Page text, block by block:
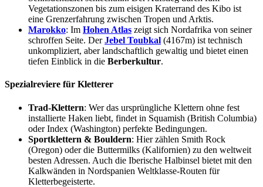
Vegetationszonen bis zum eisigen Kraterrand des Kibo ist
eine Grenzerfahrung zwischen Tropen und Arktis.
Marokko: Im Hohen Atlas zeigt sich Nordafrika von seiner
schroffen Seite. DerJebel Toubkal (4167m) ist technisch
unkompliziert, aber landschaftlich gewaltig und bietet einen
tiefen Einblick in die Berberkultur.
Spezialreviere für Kletterer
Trad-Klettern: Wer das ursprüngliche Klettern ohne fest
installierte Haken liebt, findet in Squamish (British Columbia)
oder Index (Washington) perfekte Bedingungen.
Sportklettern & Bouldern: Hier zählen Smith Rock
(Oregon) oder die Buttermilks (Kalifornien) zu den weltweit
besten Adressen. Auch die Iberische Halbinsel bietet mit den
Kalkwänden in Nordspanien Weltklasse-Routen für
Kletterbegeisterte.